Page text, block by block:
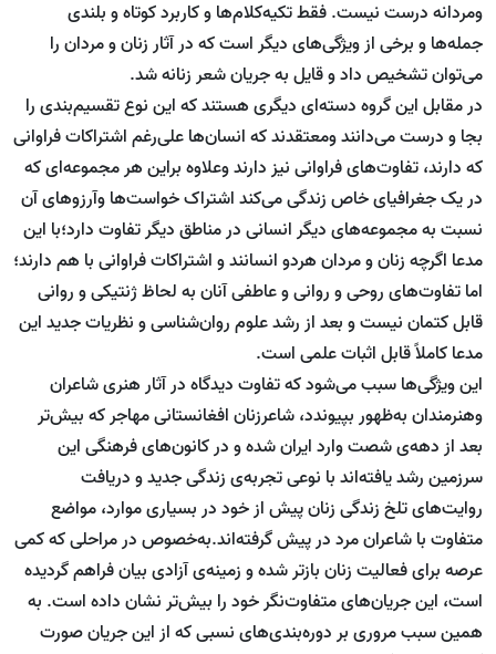
ومردانه درست نیست. فقط تکیه‌کلام‌ها و کاربرد کوتاه و بلندی
جمله‌ها و برخی از ویژگی‌های دیگر است که در آثار زنان و مردان را
می‌توان تشخیص داد و قایل به جریان شعر زنانه شد.
در مقابل این گروه دسته‌ای دیگری هستند که این نوع تقسیم‌بندی را
بجا و درست می‌دانند ومعتقدند که انسان‌ها علی‌رغم اشتراکات فراوانی
که دارند، تفاوت‌های فراوانی نیز دارند وعلاوه براین هر مجموعه‌ای که
در یک جغرافیای خاص زندگی می‌کند اشتراک خواست‌ها وآرزوهای آن
نسبت به مجموعه‌های دیگر انسانی در مناطق دیگر تفاوت دارد؛با این
مدعا اگرچه زنان و مردان هردو انسانند و اشتراکات فراوانی با هم دارند؛
اما تفاوت‌های روحی و روانی و عاطفی آنان به لحاظ ژنتیکی و روانی
قابل کتمان نیست و بعد از رشد علوم روان‌شناسی و نظریات جدید این
مدعا کاملاً قابل اثبات علمی است.
این ویژگی‌ها سبب می‌شود که تفاوت دیدگاه در آثار هنری شاعران
وهنرمندان به‌ظهور بپیوندد، شاعرزنان افغانستانی مهاجر که بیش‌تر
بعد از دهه‌ی شصت وارد ایران شده و در کانون‌های فرهنگی این
سرزمین رشد یافته‌اند با نوعی تجربه‌ی زندگی جدید و دریافت
روایت‌های تلخ زندگی زنان پیش از خود در بسیاری موارد، مواضع
متفاوت با شاعران مرد در پیش گرفته‌اند.به‌خصوص در مراحلی که کمی
عرصه برای فعالیت زنان بازتر شده و زمینه‌ی آزادی بیان فراهم گردیده
است، این جریان‌های متفاوت‌نگر خود را بیش‌تر نشان داده است. به
همین سبب مروری بر دوره‌بندی‌های نسبی که از این جریان صورت